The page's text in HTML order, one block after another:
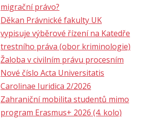
migrační právo?
Děkan Právnické fakulty UK
vypisuje výběrové řízení na Katedře
trestního práva (obor kriminologie)
Žaloba v civilním právu procesním
Nové číslo Acta Universitatis
Carolinae Iuridica 2/2026
Zahraniční mobilita studentů mimo
program Erasmus+ 2026 (4. kolo)